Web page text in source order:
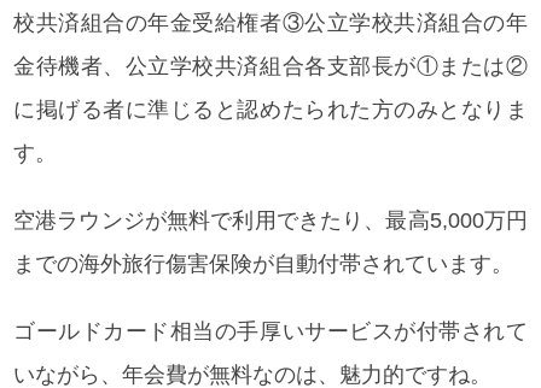
校共済組合の年金受給権者③公立学校共済組合の年
金待機者、公立学校共済組合各支部長が①または②
に掲げる者に準じると認めたられた方のみとなりま
す。
空港ラウンジが無料で利用できたり、最高5,000万円
までの海外旅行傷害保険が自動付帯されています。
ゴールドカード相当の手厚いサービスが付帯されて
いながら、年会費が無料なのは、魅力的ですね。